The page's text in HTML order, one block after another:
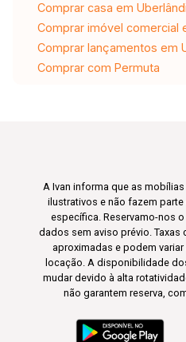
Comprar casa em
Comprar imóvel comercial
Comprar lançamentos em
Comprar com Permuta
A Ivan informa que as
ilustrativos e não fazem
específica. Reservamo-nos
dados sem aviso prévio. Taxas
aproximadas e podem
locação. A disponibilidade
mudar devido à alta
não garantem reserva,